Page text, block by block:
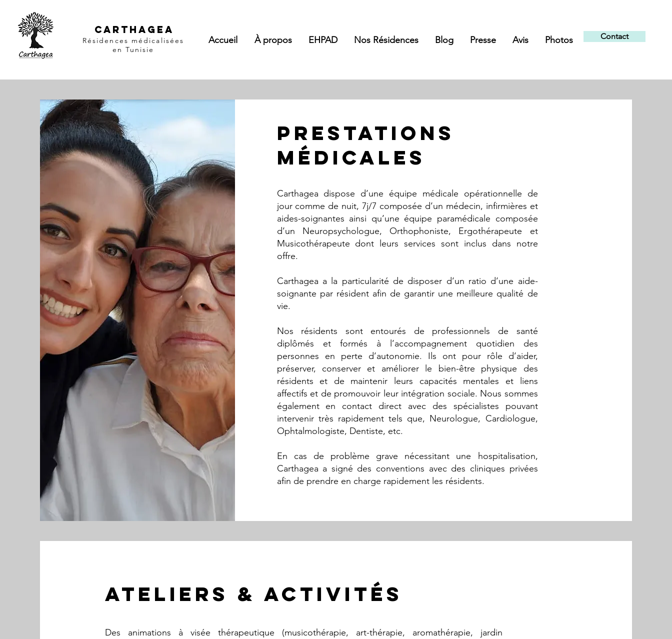
CARTHAGEA
Résidences médicalisées
en Tunisie
Accueil À propos EHPAD Nos Résidences Blog Presse Avis Photos Contact
PRESTATIONS
Médicales
Carthagea dispose d’une équipe médicale opérationnelle de
jour comme de nuit, 7j/7 composée d’un médecin, infirmières et
aides-soignantes ainsi qu’une équipe paramédicale composée
d’un Neuropsychologue, Orthophoniste, Ergothérapeute et
Musicothérapeute dont leurs services sont inclus dans notre
offre.
Carthagea a la particularité de disposer d’un ratio d’une aide-
soignante par résident afin de garantir une meilleure qualité de
vie.
Nos résidents sont entourés de professionnels de santé
diplômés et formés à l’accompagnement quotidien des
personnes en perte d’autonomie. Ils ont pour rôle d’aider,
préserver, conserver et améliorer le bien-être physique des
résidents et de maintenir leurs capacités mentales et liens
affectifs et de promouvoir leur intégration sociale. Nous sommes
également en contact direct avec des spécialistes pouvant
intervenir très rapidement tels que, Neurologue, Cardiologue,
Ophtalmologiste, Dentiste, etc.
En cas de problème grave nécessitant une hospitalisation,
Carthagea a signé des conventions avec des cliniques privées
afin de prendre en charge rapidement les résidents.
ATELIERS & activités
Des animations à visée thérapeutique (musicothérapie, art-thérapie, aromathérapie, jardin